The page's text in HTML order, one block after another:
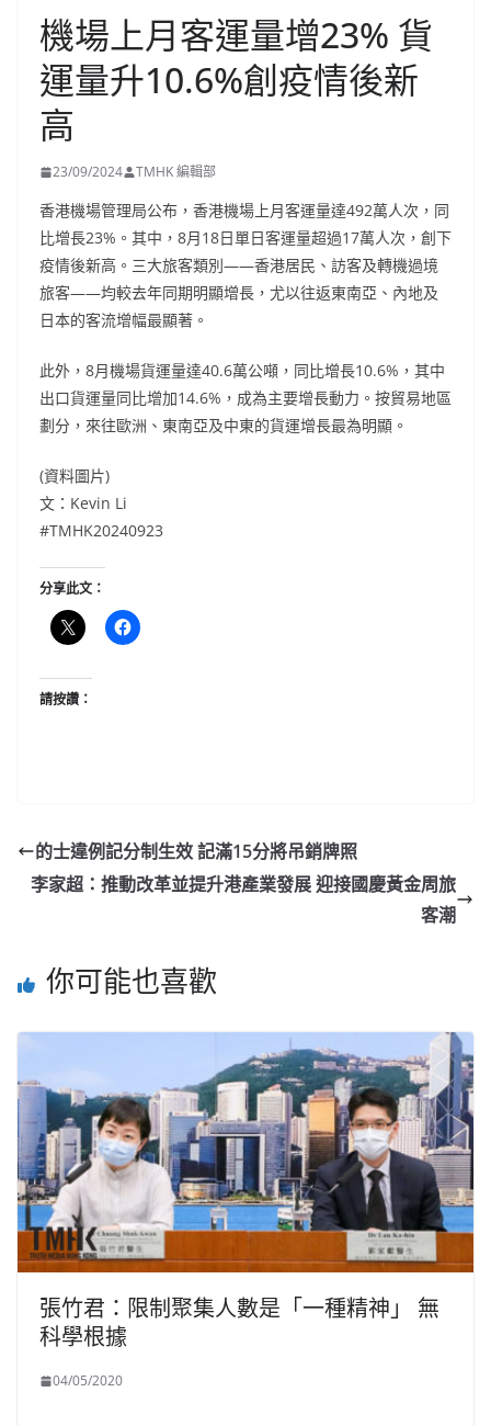
機場上月客運量增23% 貨
運量升10.6%創疫情後新
高
23/09/2024 TMHK 編輯部
香港機場管理局公布，香港機場上月客運量達492萬人次，同
比增長23%。其中，8月18日單日客運量超過17萬人次，創下
疫情後新高。三大旅客類別——香港居民、訪客及轉機過境
旅客——均較去年同期明顯增長，尤以往返東南亞、內地及
日本的客流增幅最顯著。
此外，8月機場貨運量達40.6萬公噸，同比增長10.6%，其中
出口貨運量同比增加14.6%，成為主要增長動力。按貿易地區
劃分，來往歐洲、東南亞及中東的貨運增長最為明顯。
(資料圖片)
文：Kevin Li
#TMHK20240923
分享此文：
請按讚：
的士違例記分制生效 記滿15分將吊銷牌照
李家超：推動改革並提升港產業發展 迎接國慶黃金周旅
客潮
你可能也喜歡
張竹君：限制聚集人數是「一種精神」 無
科學根據
04/05/2020